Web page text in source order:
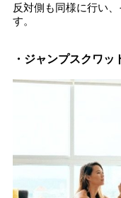
反対側も同様に行い
す。
・ジャンプスクワッ